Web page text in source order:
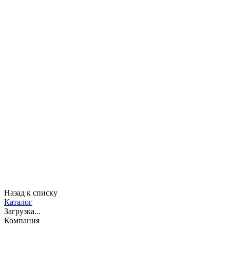
Назад к списку
Каталог
Загрузка...
Компания